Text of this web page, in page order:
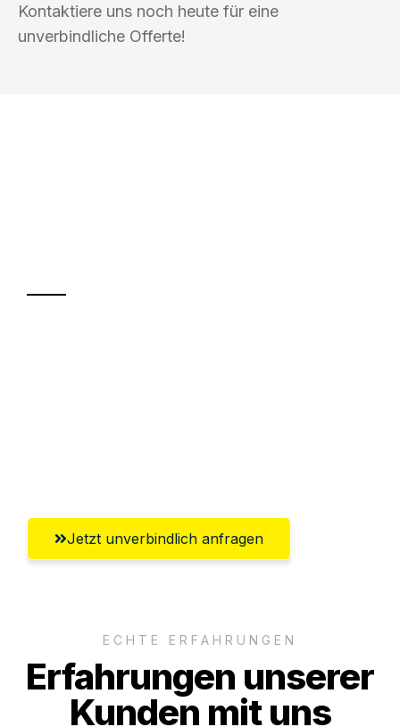
Kontaktiere uns noch heute für eine
unverbindliche Offerte!
Jetzt unverbindlich anfragen
ECHTE ERFAHRUNGEN
Erfahrungen unserer
Kunden mit uns